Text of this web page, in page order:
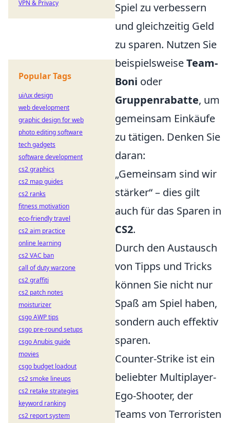
Spiel zu verbessern
und gleichzeitig Geld
zu sparen. Nutzen Sie
beispielsweiseTeam-
Boni oder
Gruppenrabatte, um
gemeinsam Einkäufe
zu tätigen. Denken Sie
daran:
„Gemeinsam sind wir
stärker“ – dies gilt
auch für das Sparen in
CS2.
Durch den Austausch
von Tipps und Tricks
können Sie nicht nur
Spaß am Spiel haben,
sondern auch effektiv
sparen.
Counter-Strike ist ein
beliebter Multiplayer-
Ego-Shooter, der
Teams von Terroristen
VPN & Privacy
Popular Tags
ui/ux design
web development
graphic design for web
photo editing software
tech gadgets
software development
cs2 graphics
cs2 map guides
cs2 ranks
fitness motivation
eco-friendly travel
cs2 aim practice
online learning
cs2 VAC ban
call of duty warzone
cs2 graffiti
cs2 patch notes
moisturizer
csgo AWP tips
csgo pre-round setups
csgo Anubis guide
movies
csgo budget loadout
cs2 smoke lineups
cs2 retake strategies
keyword ranking
cs2 report system